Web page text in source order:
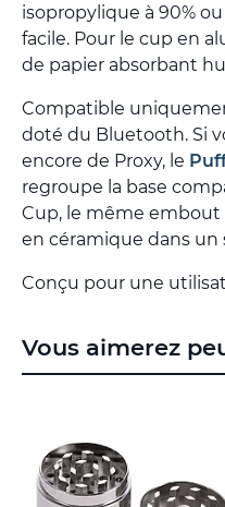
isopropylique à 90%
facile. Pour le cup en
de papier absorbant
Compatible
doté du Bluetooth. Si
encore de Proxy, le
regroupe la base
Cup, le même embout
en céramique dans un
Conçu pour une
Vous aimerez